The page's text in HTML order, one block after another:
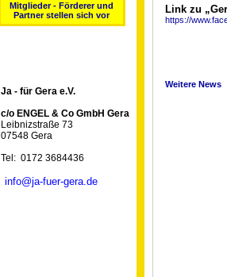
Mitglieder - Förderer und
Partner stellen sich vor
Ja - für Gera e.V.
c/o ENGEL & Co GmbH Gera
Leibnizstraße 73
07548 Gera
Tel: 0172 3684436
info@ja-fuer-gera.de
Link zu
https://
Weitere News